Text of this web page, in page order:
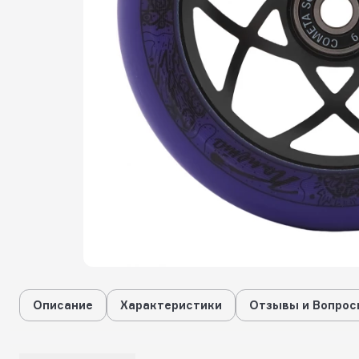
Описание Характеристики Отзывы и